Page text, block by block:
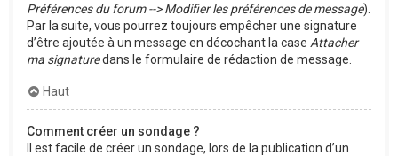
Préférences du forum --> Modifier les préférences de message).
Par la suite, vous pourrez toujours empêcher une signature
d’être ajoutée à un message en décochant la case Attacher
ma signaturedans le formulaire de rédaction de message.
Haut
Comment créer un sondage ?
Il est facile de créer un sondage, lors de la publication d’un